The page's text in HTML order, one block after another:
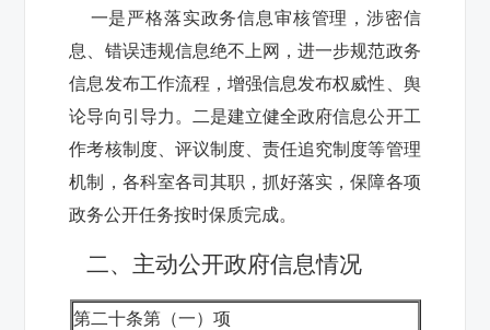
一是严格落实政务信息审核管理，涉密信
息、错误违规信息绝不上网，进一步规范政务
信息发布工作流程，增强信息发布权威性、舆
论导向引导力。二是建立健全政府信息公开工
作考核制度、评议制度、责任追究制度等管理
机制，各科室各司其职，抓好落实，保障各项
政务公开任务按时保质完成。
二、主动公开政府信息情况
第二十条第（一）项